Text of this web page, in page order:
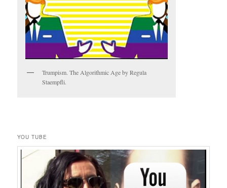
Trumpism. The Algorithmic Age by Regula
Staempfli.
YOU TUBE